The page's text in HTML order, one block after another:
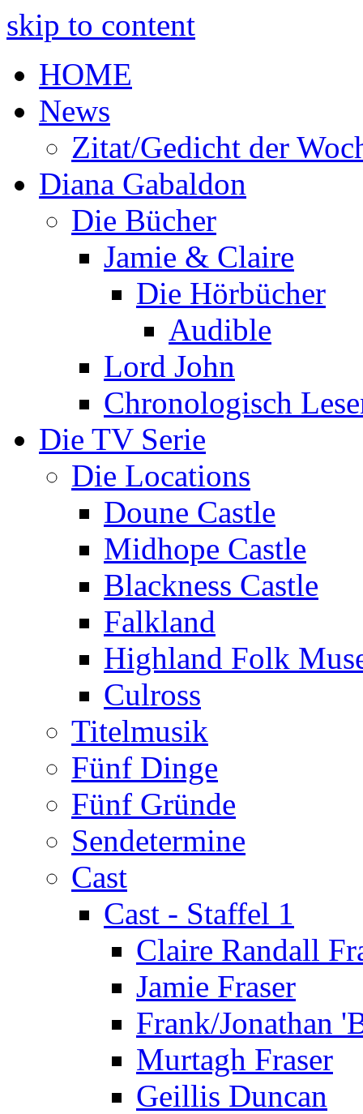
skip to content
HOME
News
Zitat/Gedicht der
Diana Gabaldon
Die Bücher
Jamie & Claire
Die Hörbücher
Audible
Lord John
Chronologisch
Die TV Serie
Die Locations
Doune Castle
Midhope Castle
Blackness Castle
Falkland
Highland Folk
Culross
Titelmusik
Fünf Dinge
Fünf Gründe
Sendetermine
Cast
Cast - Staffel 1
Claire Randall
Jamie Fraser
Frank/Jonathan
Murtagh Fraser
Geillis Duncan